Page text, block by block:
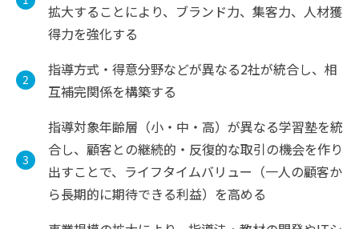
拡大することにより、ブランド力、集客力、人材獲
得力を強化する
指導方式・得意分野などが異なる2社が統合し、相
互補完関係を構築する
指導対象年齢層（小・中・高）が異なる学習塾を統
合し、顧客との継続的・反復的な取引の機会を作り
出すことで、ライフタイムバリュー（一人の顧客か
ら長期的に期待できる利益）を高める